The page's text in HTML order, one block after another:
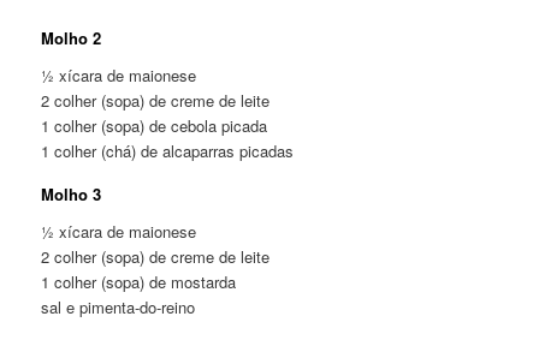
Molho 2
½ xícara de maionese
2 colher (sopa) de creme de leite
1 colher (sopa) de cebola picada
1 colher (chá) de alcaparras picadas
Molho 3
½ xícara de maionese
2 colher (sopa) de creme de leite
1 colher (sopa) de mostarda
sal e pimenta-do-reino